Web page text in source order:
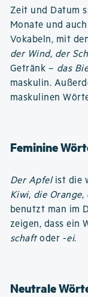
Zeit und Datum
Monate und
Vokabeln, mit
der Wind, der
Getränk – das
maskulin.
maskulinen
Feminine
Der Apfelist die
Kiwi, die Orange,
benutzt man im
zeigen, dass ein
schaftoder -ei.
Neutrale